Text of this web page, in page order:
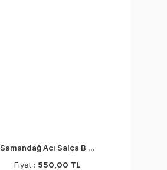
Samandağ Acı Salça B ...
Fiyat : 550,00 TL